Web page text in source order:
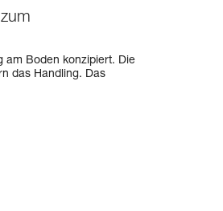
am Boden konzipiert. Die
das Handling. Das